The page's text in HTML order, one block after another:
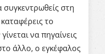
στη
το
να πηγαίνεις
άλλο, ο εγκέφαλος